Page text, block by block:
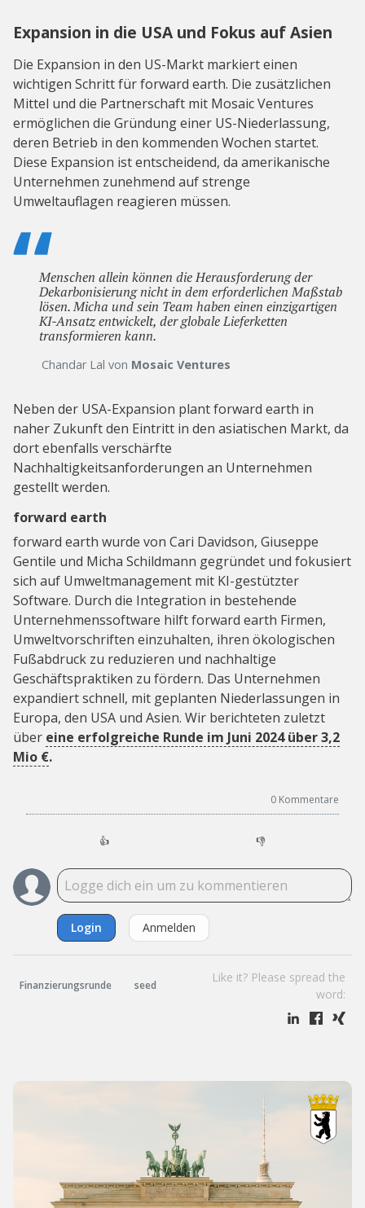
Expansion in die USA und Fokus auf Asien
Die Expansion in den US-Markt markiert einen
wichtigen Schritt für forward earth. Die zusätzlichen
Mittel und die Partnerschaft mit Mosaic Ventures
ermöglichen die Gründung einer US-Niederlassung,
deren Betrieb in den kommenden Wochen startet.
Diese Expansion ist entscheidend, da amerikanische
Unternehmen zunehmend auf strenge
Umweltauflagen reagieren müssen.
Menschen allein können die Herausforderung der
Dekarbonisierung nicht in dem erforderlichen Maßstab
lösen. Micha und sein Team haben einen einzigartigen
KI-Ansatz entwickelt, der globale Lieferketten
transformieren kann.
Chandar Lal von Mosaic Ventures
Neben der USA-Expansion plant forward earth in
naher Zukunft den Eintritt in den asiatischen Markt, da
dort ebenfalls verschärfte
Nachhaltigkeitsanforderungen an Unternehmen
gestellt werden.
forward earth
forward earth wurde von Cari Davidson, Giuseppe
Gentile und Micha Schildmann gegründet und fokusiert
sich auf Umweltmanagement mit KI-gestützter
Software. Durch die Integration in bestehende
Unternehmenssoftware hilft forward earth Firmen,
Umweltvorschriften einzuhalten, ihren ökologischen
Fußabdruck zu reduzieren und nachhaltige
Geschäftspraktiken zu fördern. Das Unternehmen
expandiert schnell, mit geplanten Niederlassungen in
Europa, den USA und Asien. Wir berichteten zuletzt
über eine erfolgreiche Runde im Juni 2024 über 3,2
Mio €.
0 Kommentare
👍 👎
Login Anmelden
Finanzierungsrunde seed
Like it? Please spread the
word: